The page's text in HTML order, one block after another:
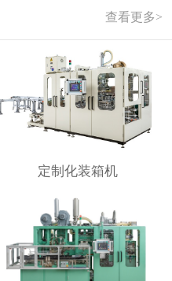
查看更多>
定制化装箱机